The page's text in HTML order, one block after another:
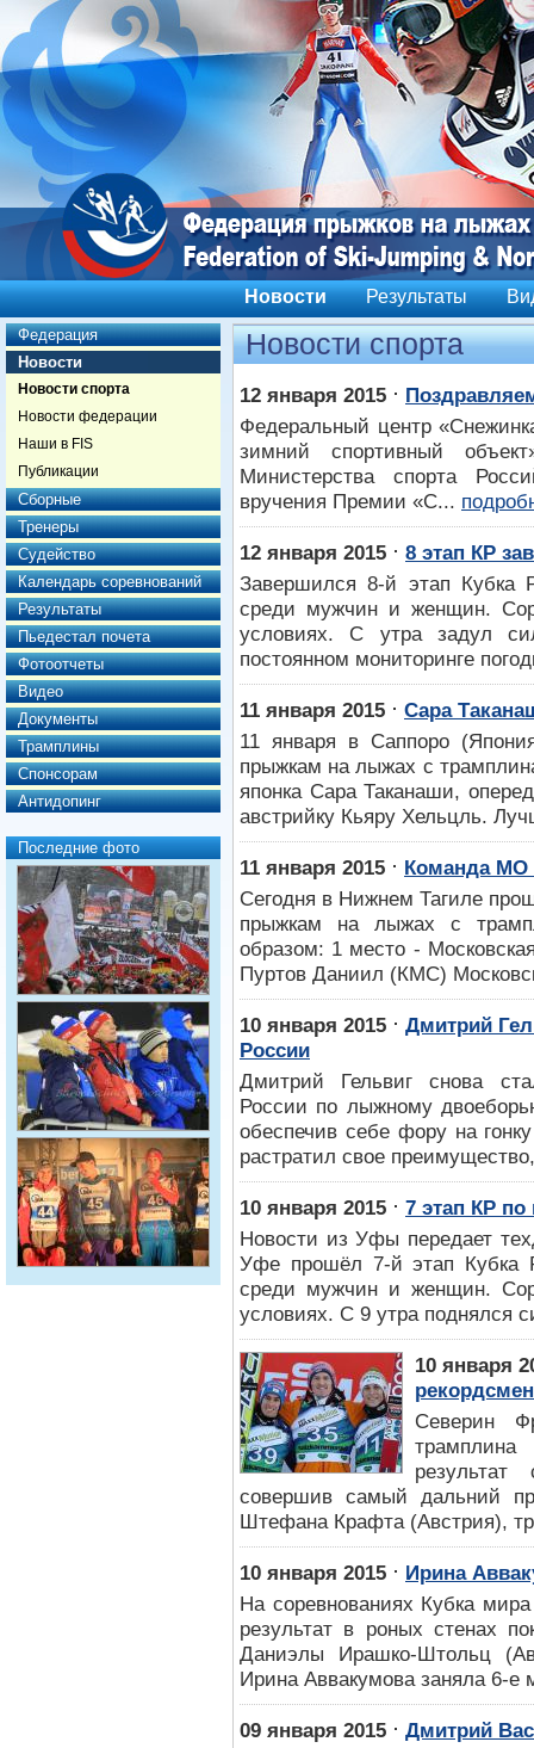
Новости Результаты
Федерация
Новости
Новости спорта
Новости федерации
Наши в FIS
Публикации
Сборные
Тренеры
Судейство
Календарь соревнований
Результаты
Пьедестал почета
Фотоотчеты
Видео
Документы
Трамплины
Спонсорам
Антидопинг
Последние фото
Новости спорта
12 января 2015 ⋅
Федеральный центр
зимний спортивный
Министерства спорта
вручения Премии «С...
12 января 2015 ⋅ 8 этап КР
Завершился 8-й этап Кубка
среди мужчин и женщин.
условиях. С утра задул
постоянном мониторинге
11 января 2015 ⋅ Сара
11 января в Саппоро
прыжкам на лыжах с
японка Сара Таканаши,
австрийку Кьяру Хельцль.
11 января 2015 ⋅ Команда МО
Сегодня в Нижнем Тагиле
прыжкам на лыжах с
образом: 1 место -
Пуртов Даниил (КМС)
10 января 2015 ⋅ Дмитрий
России
Дмитрий Гельвиг снова
России по лыжному
обеспечив себе фору на
растратил свое
10 января 2015 ⋅ 7 этап КР
Новости из Уфы передает
Уфе прошёл 7-й этап Кубка
среди мужчин и женщин.
условиях. С 9 утра поднялся
10 января
Северин
совершив самый дальний
Штефана Крафта (Австрия),
10 января 2015 ⋅ Ирина
На соревнованиях Кубка
результат в роных стенах
Даниэлы Ирашко-Штольц
Ирина Аввакумова заняла 6-
09 января 2015 ⋅ Дмитрий